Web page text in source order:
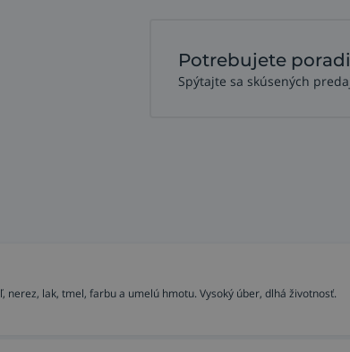
Potrebujete
Spýtajte sa skúsených
nerez, lak, tmel, farbu a umelú hmotu. Vysoký úber, dlhá životnosť.